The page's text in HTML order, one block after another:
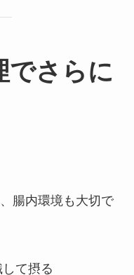
でさらに
腸内環境も大切で
て摂る